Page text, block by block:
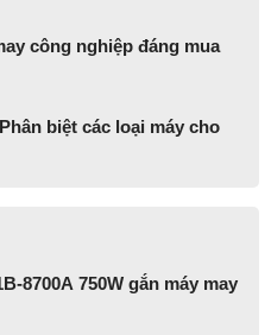
công nghiệp đáng mua
biệt các loại máy cho
8700A 750W gắn máy may